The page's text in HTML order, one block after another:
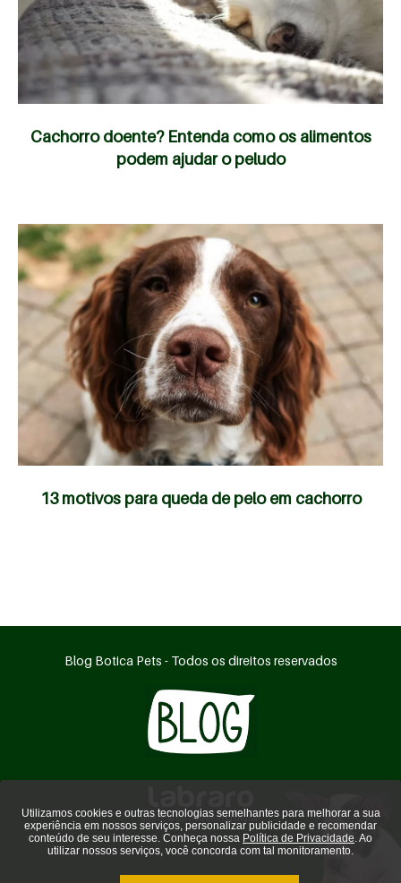
Cachorro doente? Entenda como os alimentos
podem ajudar o peludo
13 motivos para queda de pelo em cachorro
Blog Botica Pets - Todos os direitos reservados
agência de marketing digital
Utilizamos cookies e outras tecnologias semelhantes para melhorar a sua
experiência em nossos serviços, personalizar publicidade e recomendar
conteúdo de seu interesse. Conheça nossa Política de Privacidade. Ao
utilizar nossos serviços, você concorda com tal monitoramento.